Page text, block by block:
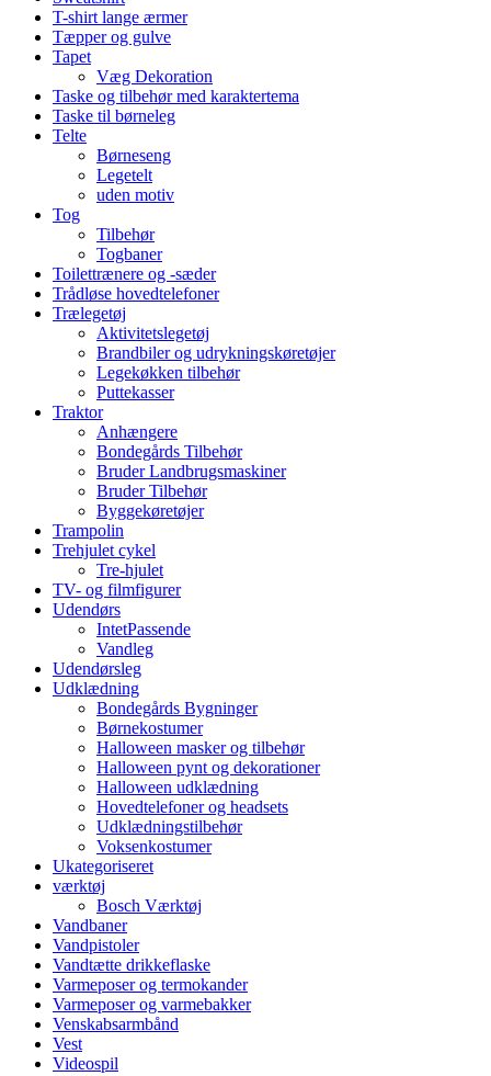
T-shirt lange ærmer
Tæpper og gulve
Tapet
Væg Dekoration
Taske og tilbehør med karaktertema
Taske til børneleg
Telte
Børneseng
Legetelt
uden motiv
Tog
Tilbehør
Togbaner
Toilettrænere og -sæder
Trådløse hovedtelefoner
Trælegetøj
Aktivitetslegetøj
Brandbiler og udrykningskøretøjer
Legekøkken tilbehør
Puttekasser
Traktor
Anhængere
Bondegårds Tilbehør
Bruder Landbrugsmaskiner
Bruder Tilbehør
Byggekøretøjer
Trampolin
Trehjulet cykel
Tre-hjulet
TV- og filmfigurer
Udendørs
IntetPassende
Vandleg
Udendørsleg
Udklædning
Bondegårds Bygninger
Børnekostumer
Halloween masker og tilbehør
Halloween pynt og dekorationer
Halloween udklædning
Hovedtelefoner og headsets
Udklædningstilbehør
Voksenkostumer
Ukategoriseret
værktøj
Bosch Værktøj
Vandbaner
Vandpistoler
Vandtætte drikkeflaske
Varmeposer og termokander
Varmeposer og varmebakker
Venskabsarmbånd
Vest
Videospil